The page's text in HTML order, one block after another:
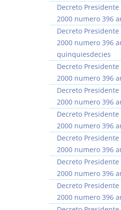
Decreto
2000 numero 396
Decreto
2000 numero 396
quinquiesdecies
Decreto
2000 numero 396
Decreto
2000 numero 396
Decreto
2000 numero 396
Decreto
2000 numero 396
Decreto
2000 numero 396
Decreto
2000 numero 396